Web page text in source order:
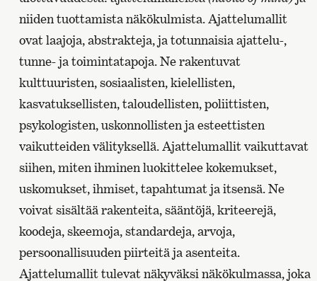
niiden tuottamista näkökulmista. Ajattelumallit
ovat laajoja, abstrakteja, ja totunnaisia ​​ajattelu-,
tunne- ja toimintatapoja. Ne rakentuvat
kulttuuristen, sosiaalisten, kielellisten,
kasvatuksellisten, taloudellisten, poliittisten,
psykologisten, uskonnollisten ja esteettisten
vaikutteiden välityksellä. Ajattelumallit vaikuttavat
siihen, miten ihminen luokittelee kokemukset,
uskomukset, ihmiset, tapahtumat ja itsensä. Ne
voivat sisältää rakenteita, sääntöjä, kriteerejä,
koodeja, skeemoja, standardeja, arvoja,
persoonallisuuden piirteitä ja asenteita.
Ajattelumallit tulevat näkyväksi näkökulmassa, joka